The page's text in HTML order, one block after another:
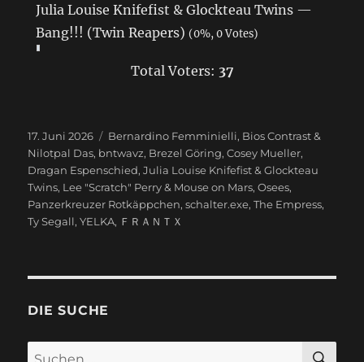
Julia Louise Knifefist & Glockteau Twins —
Bang!!! (Twin Reapers) (0%, 0 Votes)
Total Voters: 37
Veröffentlicht
am
17. Juni 2026 Schlagwörter
Bernardino Femminielli, Bios Contrast &
Nilotpal Das, bntwavz, Brezel Göring,Cosey Mueller,
Dragan Espenschied,Julia Louise Knifefist & Glockteau
Twins, Lee "Scratch" Perry & Mouse on Mars,Osees,
Panzerkreuzer Rotkäppchen,schalter.exe,The Empress,
Ty Segall,YELKA, ＦＲＡＮＴＸ
DIE SUCHE
Suchen